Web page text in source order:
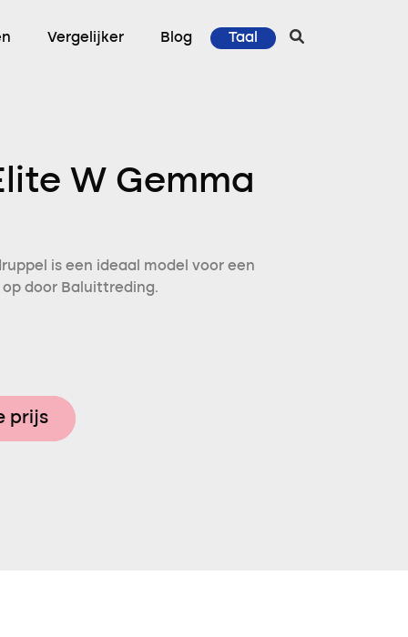
Vergelijker Blog Taal
W Gemma
is een ideaal model voor een
door Baluittreding.
prijs